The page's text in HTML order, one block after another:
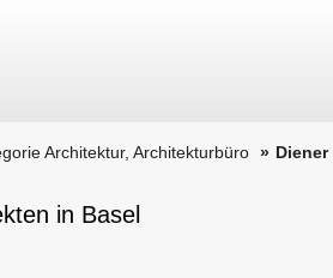
Architektur, Architekturbüro
in Basel